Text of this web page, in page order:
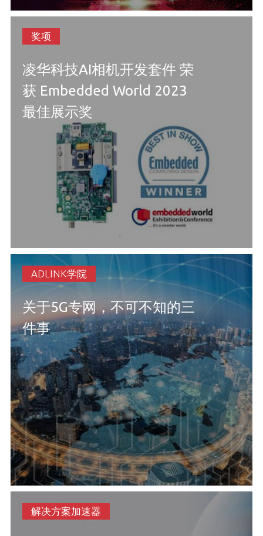
奖项
凌华科技AI相机开发套件 荣
获 Embedded World 2023
最佳展示奖
ADLINK学院
关于5G专网，不可不知的三
件事
解决方案加速器